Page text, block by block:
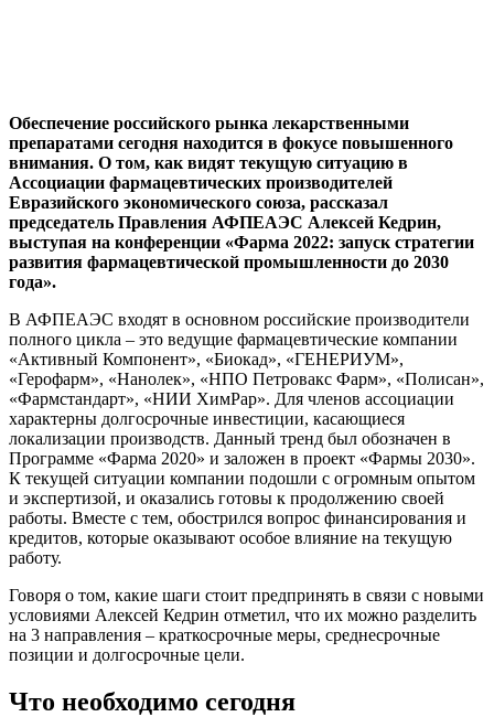
Обеспечение российского рынка лекарственными
препаратами сегодня находится в фокусе повышенного
внимания. О том, как видят текущую ситуацию в
Ассоциации фармацевтических производителей
Евразийского экономического союза, рассказал
председатель Правления АФПЕАЭС Алексей Кедрин,
выступая на конференции «Фарма 2022: запуск стратегии
развития фармацевтической промышленности до 2030
года».
В АФПЕАЭС входят в основном российские производители
полного цикла – это ведущие фармацевтические компании
«Активный Компонент», «Биокад», «ГЕНЕРИУМ»,
«Герофарм», «Нанолек», «НПО Петровакс Фарм», «Полисан»,
«Фармстандарт», «НИИ ХимРар». Для членов ассоциации
характерны долгосрочные инвестиции, касающиеся
локализации производств. Данный тренд был обозначен в
Программе «Фарма 2020» и заложен в проект «Фармы 2030».
К текущей ситуации компании подошли с огромным опытом
и экспертизой, и оказались готовы к продолжению своей
работы. Вместе с тем, обострился вопрос финансирования и
кредитов, которые оказывают особое влияние на текущую
работу.
Говоря о том, какие шаги стоит предпринять в связи с новыми
условиями Алексей Кедрин отметил, что их можно разделить
на 3 направления – краткосрочные меры, среднесрочные
позиции и долгосрочные цели.
Что необходимо сегодня